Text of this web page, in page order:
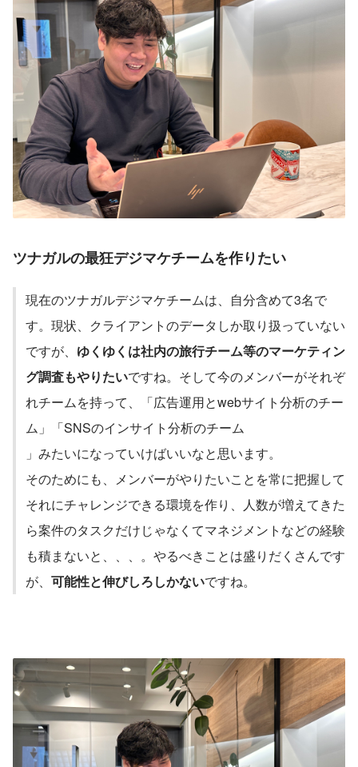
ツナガルの最狂デジマケチームを作りたい
現在のツナガルデジマケチームは、自分含めて3名で
す。現状、クライアントのデータしか取り扱っていない
ですが、 ゆくゆくは社内の旅行チーム等のマーケティン
グ調査もやりたいですね。そして今のメンバーがそれぞ
れチームを持って、「広告運用とwebサイト分析のチー
ム」「SNSのインサイト分析のチーム
」みたいになっていけばいいなと思います。
そのためにも、メンバーがやりたいことを常に把握して
それにチャレンジできる環境を作り、人数が増えてきた
ら案件のタスクだけじゃなくてマネジメントなどの経験
も積まないと、、、。やるべきことは盛りだくさんです
が、 可能性と伸びしろしかないですね。